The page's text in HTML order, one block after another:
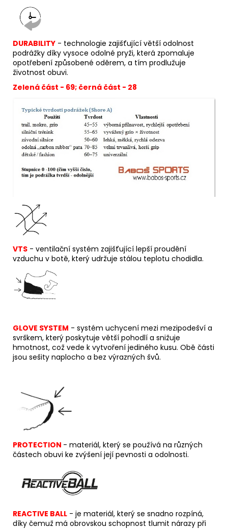
DURABILITY - technologie zajišťující větší odolnost
podrážky díky vysoce odolné pryži, která zpomaluje
opotřebení způsobené oděrem, a tím prodlužuje
životnost obuvi.
Zelená část - 69; černá část - 28
VTS - ventilační systém zajišťující lepší proudění
vzduchu v botě, který udržuje stálou teplotu chodidla.
GLOVE SYSTEM - systém uchycení mezi mezipodešví a
svrškem, který poskytuje větší pohodlí a snižuje
hmotnost, což vede k vytvoření jediného kusu. Obě části
jsou sešity naplocho a bez výrazných švů.
PROTECTION - materiál, který se používá na různých
částech obuvi ke zvýšení její pevnosti a odolnosti.
REACTIVE BALL - je materiál, který se snadno rozpíná,
díky čemuž má obrovskou schopnost tlumit nárazy při